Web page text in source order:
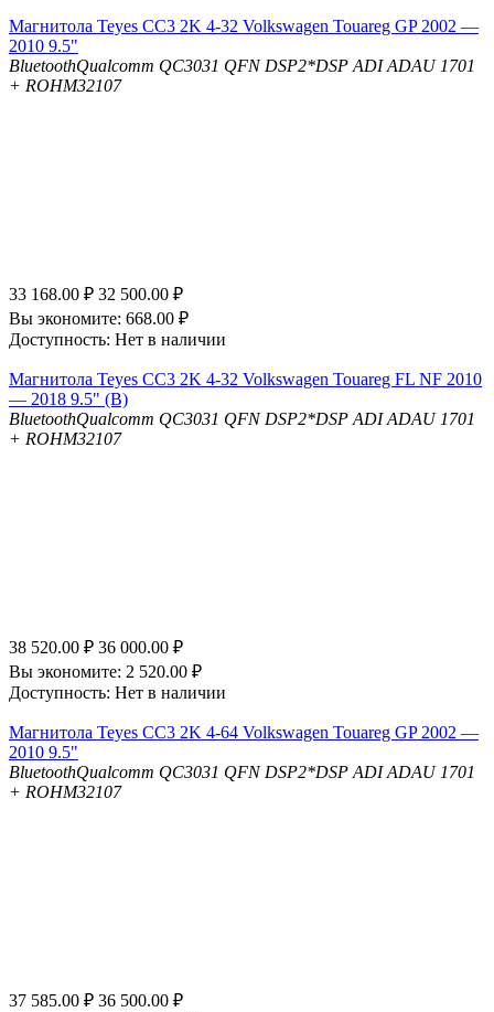
Магнитола Teyes CC3 2K 4-32 Volkswagen Touareg GP 2002 —
2010 9.5"
BluetoothQualcomm QC3031 QFN DSP2*DSP ADI ADAU 1701
+ ROHM32107
33 168.00 ₽ 32 500.00 ₽
Вы экономите: 668.00 ₽
Доступность: Нет в наличии
Магнитола Teyes CC3 2K 4-32 Volkswagen Touareg FL NF 2010
— 2018 9.5" (B)
BluetoothQualcomm QC3031 QFN DSP2*DSP ADI ADAU 1701
+ ROHM32107
38 520.00 ₽ 36 000.00 ₽
Вы экономите: 2 520.00 ₽
Доступность: Нет в наличии
Магнитола Teyes CC3 2K 4-64 Volkswagen Touareg GP 2002 —
2010 9.5"
BluetoothQualcomm QC3031 QFN DSP2*DSP ADI ADAU 1701
+ ROHM32107
37 585.00 ₽ 36 500.00 ₽